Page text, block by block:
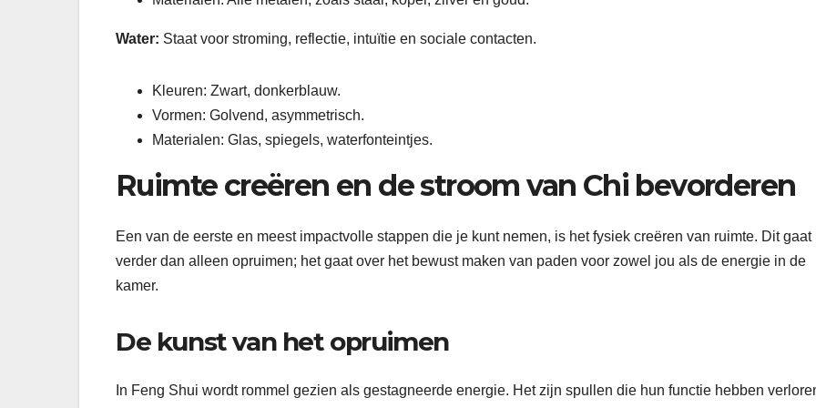
Water: Staat voor stroming, reflectie, intuïtie en sociale contacten.
Kleuren: Zwart, donkerblauw.
Vormen: Golvend, asymmetrisch.
Materialen: Glas, spiegels, waterfonteintjes.
Ruimte creëren en de stroom van Chi bevorderen
Een van de eerste en meest impactvolle stappen die je kunt nemen, is het fysiek creëren van ruimte. Dit gaat
verder dan alleen opruimen; het gaat over het bewust maken van paden voor zowel jou als de energie in de
kamer.
De kunst van het opruimen
In Feng Shui wordt rommel gezien als gestagneerde energie. Het zijn spullen die hun functie hebben